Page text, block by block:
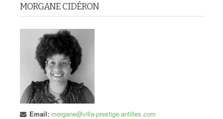
MORGANE CIDÉRON
Email: morgane@villa-prestige-antilles.com